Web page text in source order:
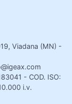
Viadana (MN) -
- COD. ISO:
i.v.